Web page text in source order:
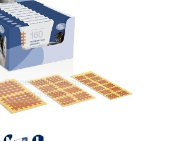
Doppelt antippen zum
vergrößern